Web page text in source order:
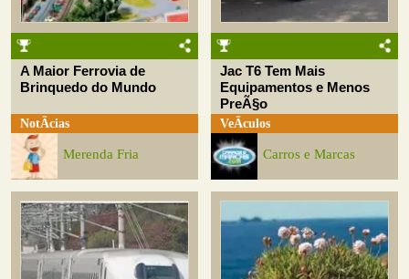
A Maior Ferrovia de
Brinquedo do Mundo
NotÃ­cias
Merenda Fria
Jac T6 Tem Mais
Equipamentos e Menos
PreÃ§o
VeÃ­culos
Carros e Marcas